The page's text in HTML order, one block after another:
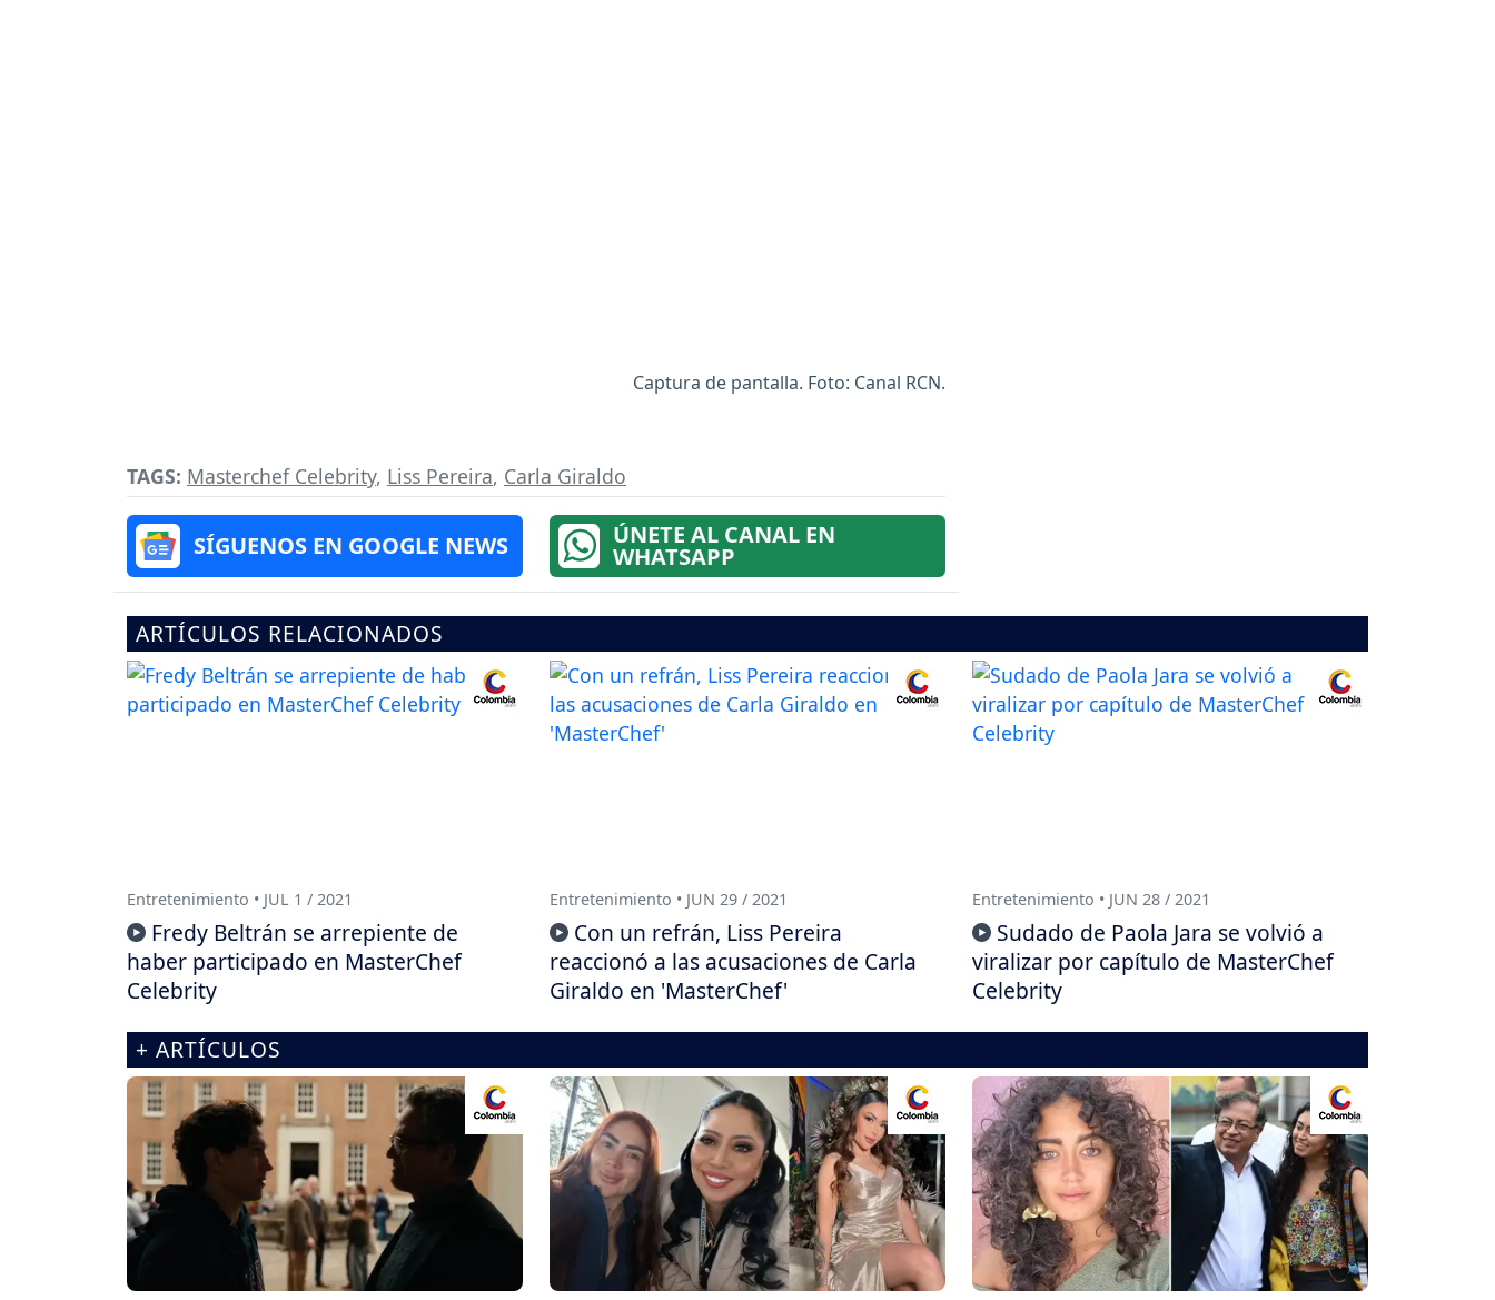
Captura de pantalla. Foto: Canal RCN.
TAGS: Masterchef Celebrity, Liss Pereira, Carla Giraldo
SÍGUENOS EN GOOGLE NEWS ÚNETE AL CANAL EN
WHATSAPP
ARTÍCULOS RELACIONADOS
Entretenimiento • JUL 1 / 2021
Fredy Beltrán se arrepiente de
haber participado en MasterChef
Celebrity
Entretenimiento • JUN 29 / 2021
Con un refrán, Liss Pereira
reaccionó a las acusaciones de Carla
Giraldo en 'MasterChef'
Entretenimiento • JUN 28 / 2021
Sudado de Paola Jara se volvió a
viralizar por capítulo de MasterChef
Celebrity
+ ARTÍCULOS